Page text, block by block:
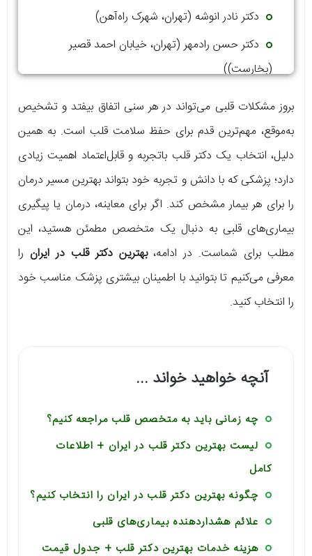
دکتر نادر انوشه (تهران، شهرک راه‌آهن)
دکتر حسن رادمهر (تهران، خیابان احمد قصیر
(بخارست))
دکتر صفا دشتی‌زاده (تهران، خیابان پاسداران)
بروز مشکلات قلبی می‌تواند در هر سنی اتفاق بیفتد و تشخیص
به‌موقع، مهم‌ترین قدم برای حفظ سلامت قلب است. به همین
دلیل، انتخاب یک دکتر قلب باتجربه و قابل‌اعتماد اهمیت زیادی
دارد؛ پزشکی که با دانش و تجربه خود بتواند بهترین مسیر درمان
را برای هر بیمار مشخص کند. اگر برای معاینه، درمان یا پیگیری
بیماری‌های قلبی به دنبال یک متخصص مطمئن هستید، این
مطلب برای شماست. در ادامه،بهترین دکتر قلب در ایران را
معرفی می‌کنیم تا بتوانید با اطمینان بیشتری پزشک مناسب خود
را انتخاب کنید.
آنچه خواهید خواند ...
چه زمانی باید به متخصص قلب مراجعه کنیم؟
لیست بهترین دکتر قلب در ایران + اطلاعات
کامل
چگونه بهترین دکتر قلب در ایران را انتخاب کنیم؟
علائم هشداردهنده بیماری‌های قلبی
هزینه خدمات بهترین دکتر قلب + جدول قیمت